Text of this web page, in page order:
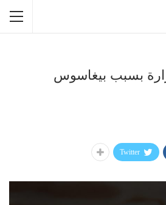
بسبب بيغاسوس
Twitter